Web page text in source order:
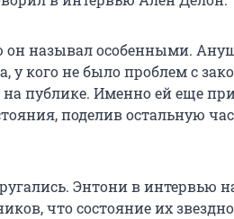
он называл особенными.
у кого не было проблем с
публике. Именно ей еще
поделив остальную
Энтони в интервью
что состояние их